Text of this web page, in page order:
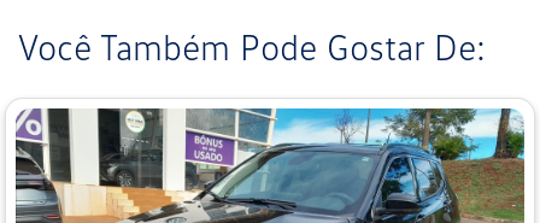
Você Também Pode Gostar De: